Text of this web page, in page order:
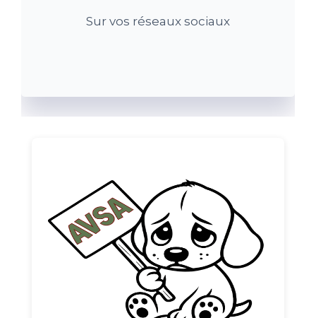
Sur vos réseaux sociaux